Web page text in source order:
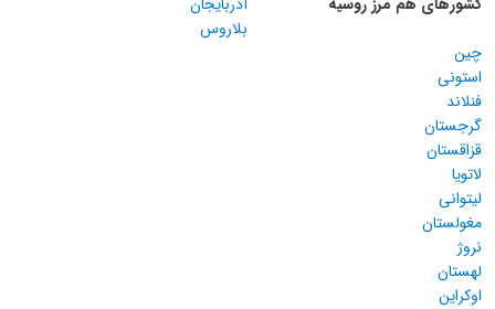
بلاروس
چین
استونی
فنلاند
گرجستان
قزاقستان
لاتویا
لیتوانی
مغولستان
نروژ
لهستان
اوکراین